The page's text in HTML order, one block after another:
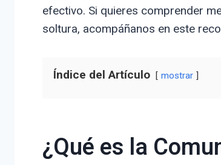
efectivo. Si quieres comprender
soltura, acompáñanos en este
Índice del Artículo mostrar
¿Qué es la